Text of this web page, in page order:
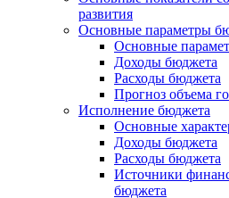
развития
Основные параметры
Основные
Доходы бюджета
Расходы бюджета
Прогноз объема
Исполнение бюджета
Основные
Доходы бюджета
Расходы бюджета
Источники
бюджета